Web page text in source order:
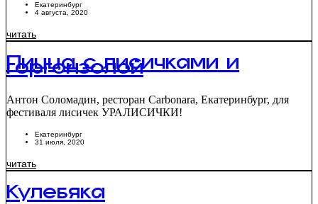
Екатеринбург
4 августа, 2020
читать
Пицца с лисичками и
горгонзолой
Антон Соломадин, ресторан Carbonara, Екатеринбург, для
фестиваля лисичек УРАЛИСИЧКИ!
Екатеринбург
31 июля, 2020
читать
Кулебяка